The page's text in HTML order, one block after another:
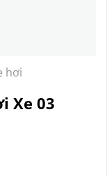
hơi
Xe 03